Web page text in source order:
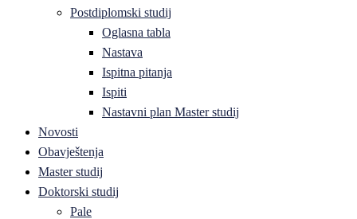
Postdiplomski studij
Oglasna tabla
Nastava
Ispitna pitanja
Ispiti
Nastavni plan Master studij
Novosti
Obavještenja
Master studij
Doktorski studij
Pale